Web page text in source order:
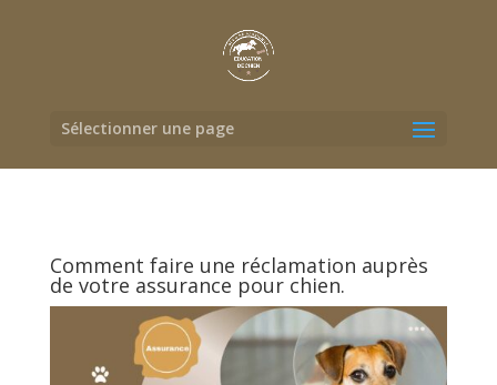
Sélectionner une page
Comment faire une réclamation auprès
de votre assurance pour chien.